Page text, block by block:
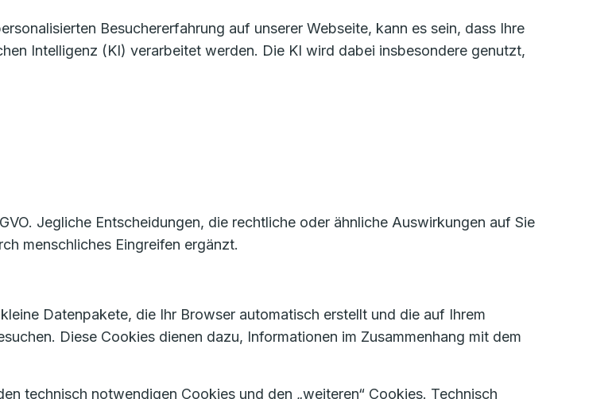
Besuchererfahrung auf unserer Webseite, kann es sein, dass Ihre
Intelligenz (KI) verarbeitet werden. Die KI wird dabei insbesondere genutzt,
Jegliche Entscheidungen, die rechtliche oder ähnliche Auswirkungen auf Sie
menschliches Eingreifen ergänzt.
Datenpakete, die Ihr Browser automatisch erstellt und die auf Ihrem
Diese Cookies dienen dazu, Informationen im Zusammenhang mit dem
technisch notwendigen Cookies und den „weiteren“ Cookies. Technisch